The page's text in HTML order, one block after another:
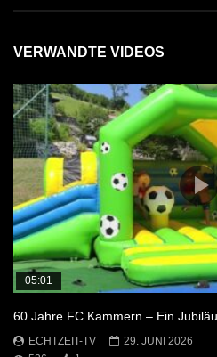
VERWANDTE VIDEOS
05:01
60 Jahre FC Kammern – Ein
ECHTZEIT-TV
29. JUNI 2026